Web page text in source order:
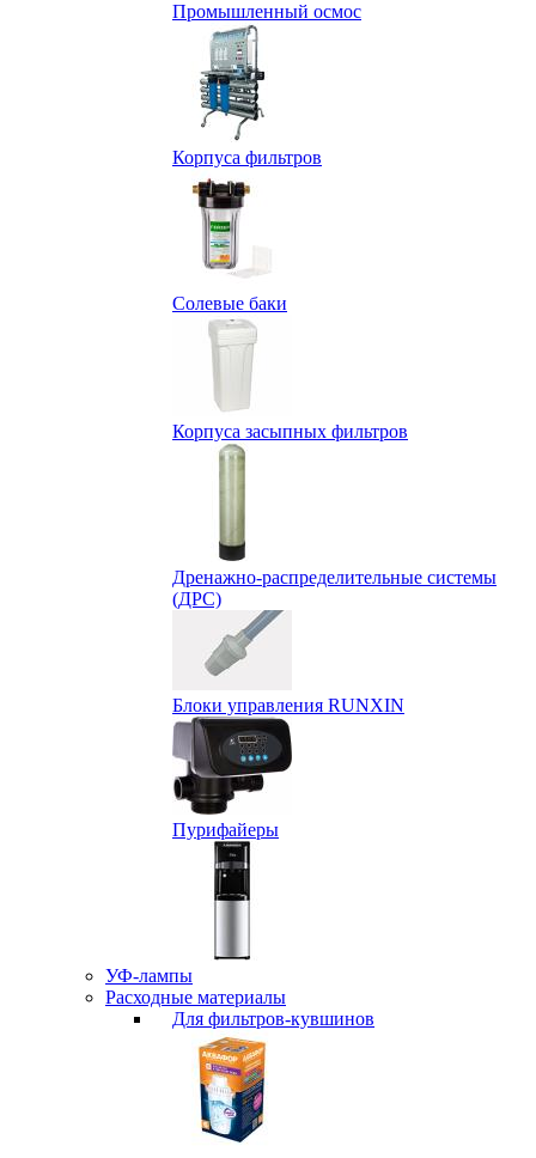
Промышленный осмос
Корпуса фильтров
Солевые баки
Корпуса засыпных фильтров
Дренажно-распределительные системы
(ДРС)
Блоки управления RUNXIN
Пурифайеры
УФ-лампы
Расходные материалы
Для фильтров-кувшинов